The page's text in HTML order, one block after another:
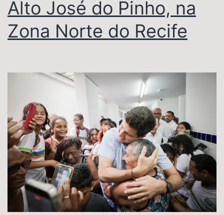
Alto José do Pinho, na
Zona Norte do Recife